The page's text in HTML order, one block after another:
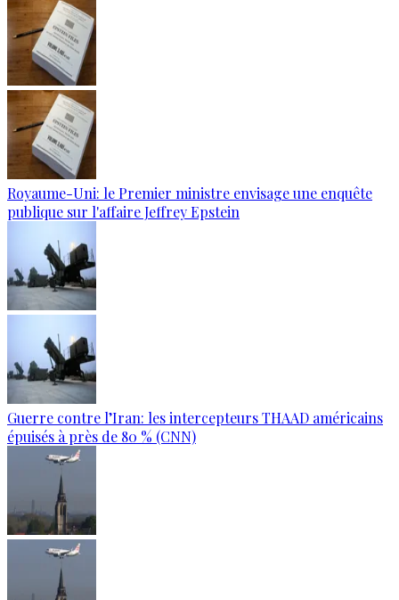
Royaume-Uni: le Premier ministre envisage une enquête
publique sur l'affaire Jeffrey Epstein
Guerre contre l’Iran: les intercepteurs THAAD américains
épuisés à près de 80 % (CNN)